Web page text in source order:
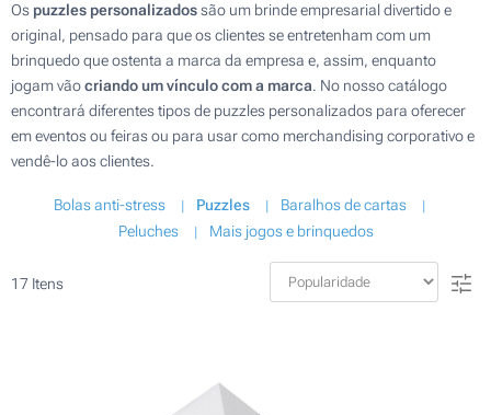
Os puzzles personalizadossão um brinde empresarial divertido e
original, pensado para que os clientes se entretenham com um
brinquedo que ostenta a marca da empresa e, assim, enquanto
jogam vãocriando um vínculo com a marca. No nosso catálogo
encontrará diferentes tipos de puzzles personalizados para oferecer
em eventos ou feiras ou para usar como merchandising corporativo e
vendê-lo aos clientes.
Bolas anti-stress Puzzles
Baralhos de cartas
Peluches
Mais jogos e brinquedos
17 Itens